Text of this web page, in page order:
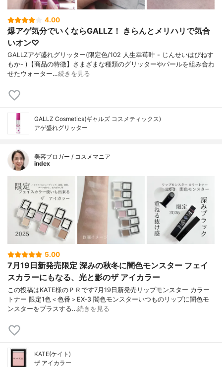
4.00
爆アゲ気分でいくならGALLZ！ きらんとメリハリで気合
いオン♡
GALLZアゲ盛れグリッター(限定色/102 人生幸苺叶 - じんせいはぴねす
もか- )【商品の特徴】さまざまな種類のグリッターやパールを組み合わ
せたウォーター…続きを見る
GALLZ Cosmetics(ギャルズ コスメティックス)
アゲ盛れグリッター
美容ブロガー / コスメマニア
index
5.00
7月19日新発売限定 深みの秋冬に闇色モンスター フェイ
スカラーにもなる、光と影のザ アイカラー
この投稿はKATE様のＰＲです7月19日新発売リップモンスター カラー
トナー 限定1色＜色番＞EX-3 闇色モンスターいつものリップに闇色モ
ンスターをプラスする…続きを見る
KATE(ケイト)
ザ アイカラー